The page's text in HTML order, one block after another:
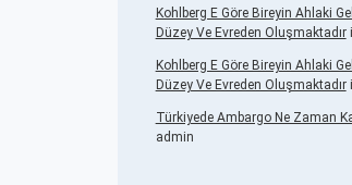
Kohlberg E Göre Bireyin Ahlaki
Düzey Ve Evreden Oluşmaktadır
Kohlberg E Göre Bireyin Ahlaki
Düzey Ve Evreden Oluşmaktadır
Türkiyede Ambargo Ne Zaman
admin